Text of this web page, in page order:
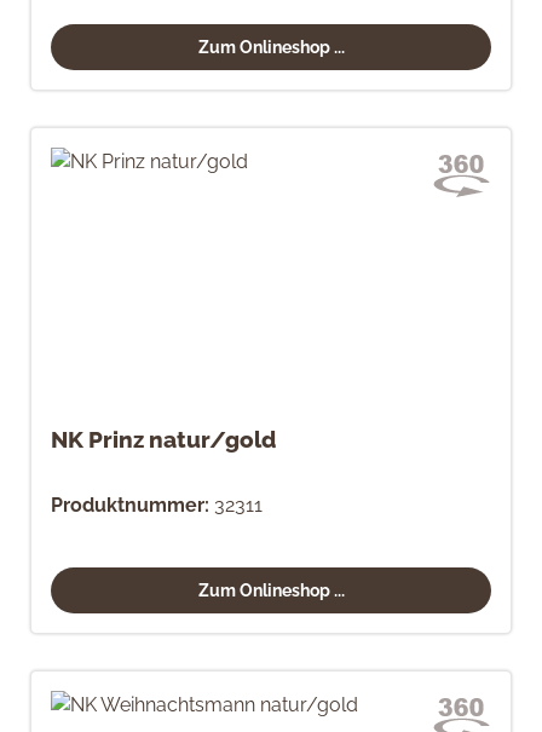
Zum Onlineshop ...
NK Prinz natur/gold
Produktnummer: 32311
Zum Onlineshop ...